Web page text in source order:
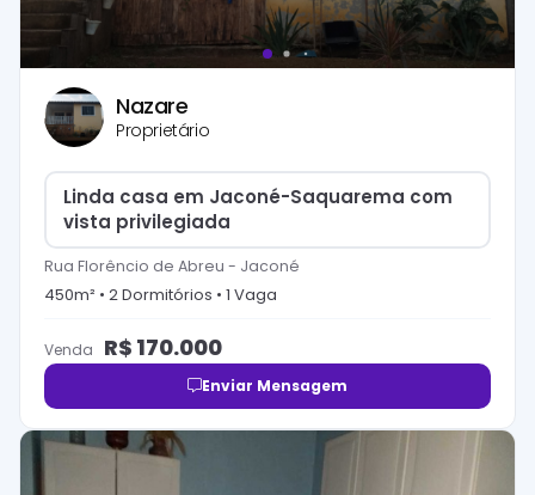
Nazare
Proprietário
Linda casa em Jaconé-Saquarema com
vista privilegiada
Rua Florêncio de Abreu - Jaconé
450m² • 2Dormitórios • 1 Vaga
Venda R$ 170.000
Enviar Mensagem